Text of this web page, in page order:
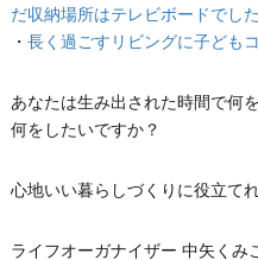
だ収納場所はテレビボードでした
・ 長く過ごすリビングに子ども
あなたは生み出された時間で何
何をしたいですか？
心地いい暮らしづくりに役立て
ライフオーガナイザー 中矢くみ